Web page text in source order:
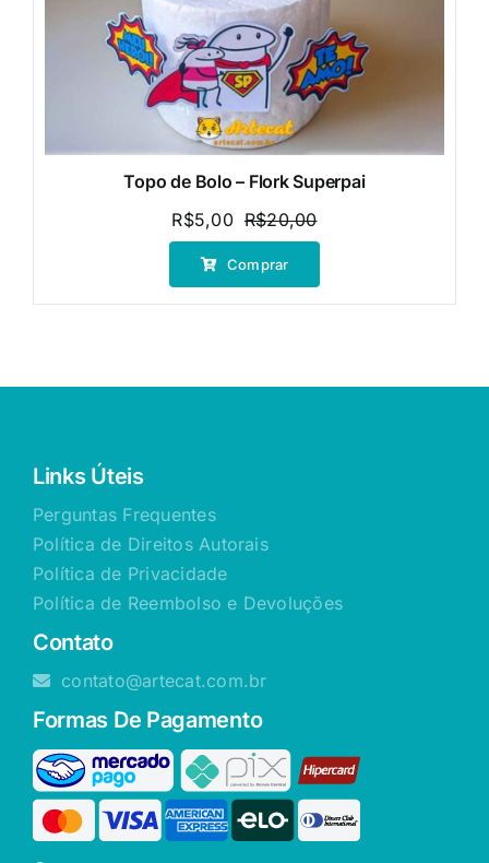
Topo de Bolo – Flork Superpai
R$20,00O
preço
era:
R$5,00
O
preço
é:
Comprar
Links Úteis
Perguntas Frequentes
Política de Direitos Autorais
Política de Privacidade
Política de Reembolso e Devoluções
Contato
contato@artecat.com.br
Formas De Pagamento